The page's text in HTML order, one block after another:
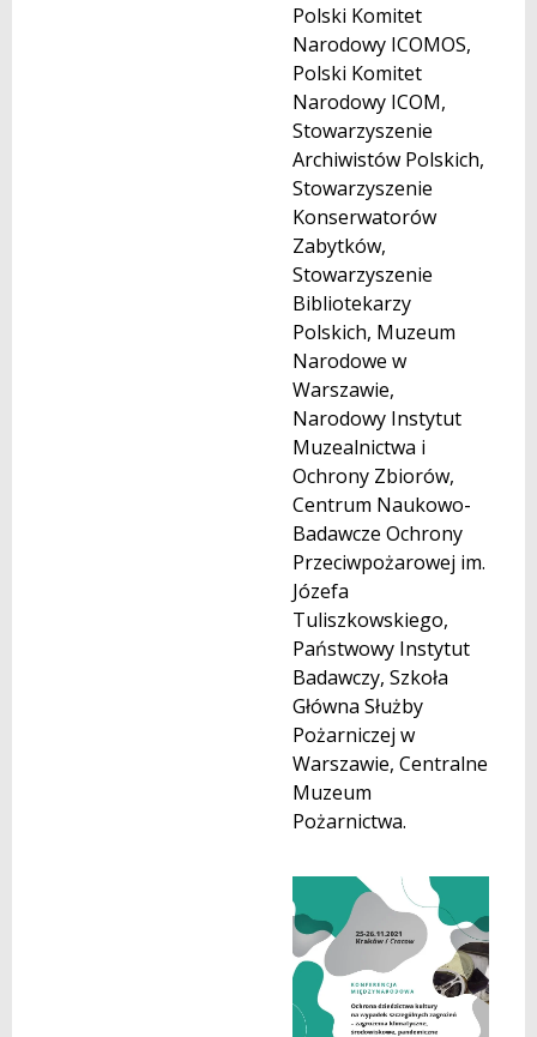
Polski Komitet
Narodowy ICOMOS,
Polski Komitet
Narodowy ICOM,
Stowarzyszenie
Archiwistów Polskich,
Stowarzyszenie
Konserwatorów
Zabytków,
Stowarzyszenie
Bibliotekarzy
Polskich, Muzeum
Narodowe w
Warszawie,
Narodowy Instytut
Muzealnictwa i
Ochrony Zbiorów,
Centrum Naukowo-
Badawcze Ochrony
Przeciwpożarowej im.
Józefa
Tuliszkowskiego,
Państwowy Instytut
Badawczy, Szkoła
Główna Służby
Pożarniczej w
Warszawie, Centralne
Muzeum
Pożarnictwa.